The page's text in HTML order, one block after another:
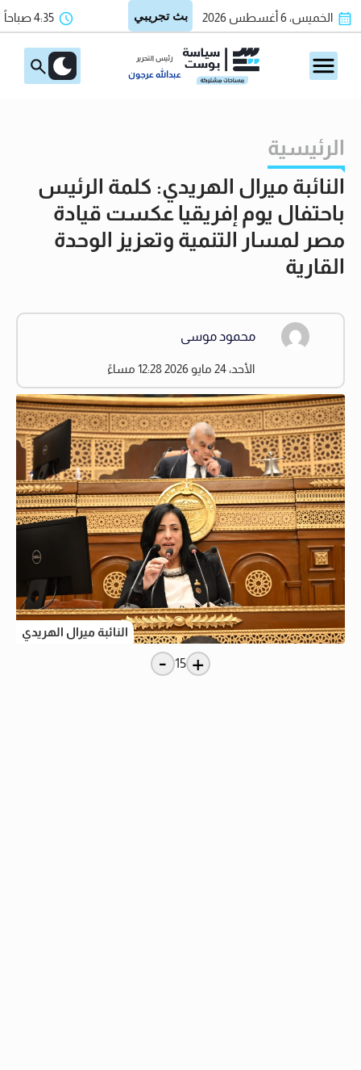
الخميس، 6 أغسطس 2026 4:35 صباحاً
رئيس التحرير
عبدالله عرجون
الرئيسية
النائبة ميرال الهريدي: كلمة الرئيس
باحتفال يوم إفريقيا عكست قيادة
مصر لمسار التنمية وتعزيز الوحدة
القارية
محمود موسى
الأحد، 24 مايو 2026 12:28 مساءً
النائبة ميرال الهريدي
+
15
-